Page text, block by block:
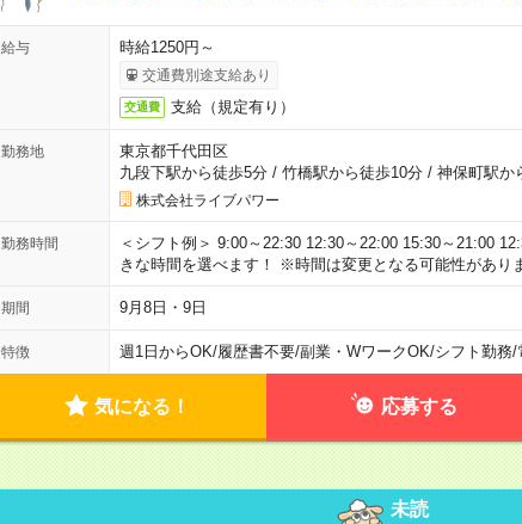
給与 時給1250円～
交通費別途支給あり
交通費 支給（規定有り）
勤務地
東京都千代田区
九段下駅から徒歩5分/ 竹橋駅から徒歩10分/ 神保町駅か
株式会社ライブパワー
勤務時間
＜シフト例＞ 9:00～22:30 12:30～22:00 15:30～21:00
きな時間を選べます！ ※時間は変更となる可能性があり
期間 9月8日・9日
特徴 週1日からOK/履歴書不要/副業・WワークOK/シフト勤務/
気になる！ 応募する
未読